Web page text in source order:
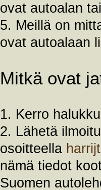
ovat autoalan
5. Meillä on
ovat autoalaan
Mitkä ovat
1. Kerro
2. Lähetä
osoitteella
nämä tiedot
Suomen